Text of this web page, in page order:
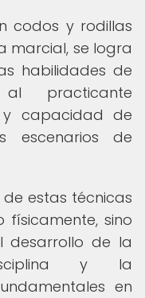
codos y rodillas
marcial, se logra
habilidades de
al practicante
y capacidad de
escenarios de
estas técnicas
sino
desarrollo de la
y la
en